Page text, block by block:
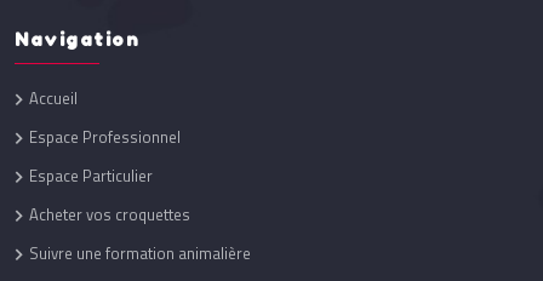
Navigation
Accueil
Espace Professionnel
Espace Particulier
Acheter vos croquettes
Suivre une formation animalière